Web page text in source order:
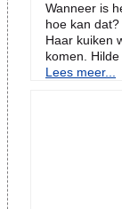
Wanneer is
hoe kan
Haar kuiken
komen.
Lees meer...